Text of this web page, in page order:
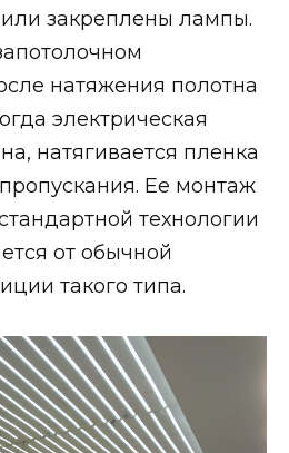
закреплены лампы.
натяжения полотна
электрическая
натягивается пленка
Ее монтаж
технологии
от обычной
такого типа.